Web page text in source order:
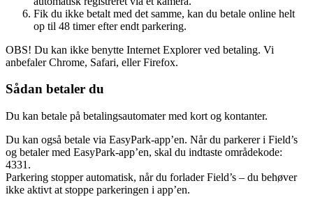
Fik du ikke betalt med det samme, kan du betale online helt
op til 48 timer efter endt parkering.
OBS! Du kan ikke benytte Internet Explorer ved betaling. Vi
anbefaler Chrome, Safari, eller Firefox.
Sådan betaler du
Du kan betale på betalingsautomater med kort og kontanter.
Du kan også betale via EasyPark-app’en. Når du parkerer i Field’s
og betaler med EasyPark-app’en, skal du indtaste områdekode:
4331.
Parkering stopper automatisk, når du forlader Field’s – du behøver
ikke aktivt at stoppe parkeringen i app’en.